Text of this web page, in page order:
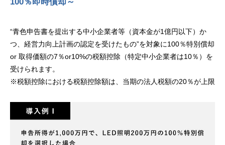
“青色申告書を提出する中小企業者等（資本金が1億円以下）か
つ、経営力向上計画の認定を受けたもの”を対象に100％特別償却
or 取得価額の7％or10%の税額控除（特定中小企業者は10％）を
受けられます。
※税額控除における税額控除額は、当期の法人税額の20％が上限